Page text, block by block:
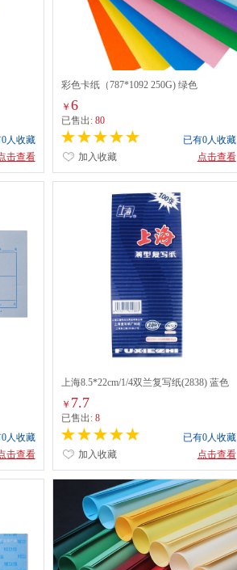
人收藏
击查看
彩色卡纸（787*1092 250G) 绿色
￥ 6
已售出: 80
已有0人收藏
点击查看
加入收藏
人收藏
击查看
上海8.5*22cm/1/4双兰复写纸(2838) 蓝色
￥ 7.7
已售出: 8
已有0人收藏
点击查看
加入收藏